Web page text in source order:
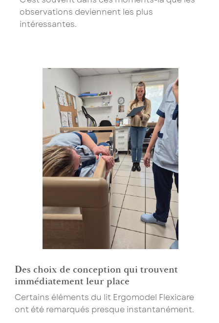
observations deviennent les plus
intéressantes.
Des choix de conception qui trouvent
immédiatement leur place
Certains éléments du lit Ergomodel Flexicare
ont été remarqués presque instantanément.
Saissisez votre adresse Email pour vous inscrire :
Je confirme mon inscription à la newsletter
Les champs marqués d’un astérisque (*) sont